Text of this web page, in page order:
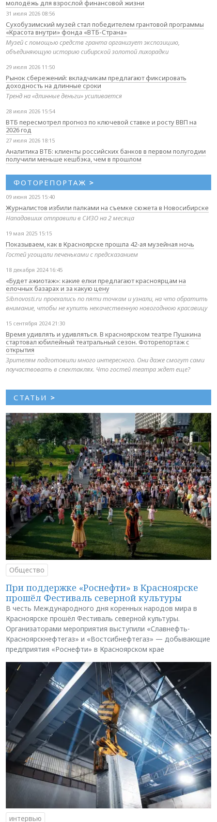
молодёжь для взрослой финансовой жизни
31 июля 2026 08:56
Сухобузимский музей стал победителем грантовой программы
«Красота внутри» фонда «ВТБ-Страна»
Музей с помощью средств гранта организует экспозицию,
объединяющую историю сибирской золотой лихорадки
29 июля 2026 11:50
Рынок сбережений: вкладчикам предлагают фиксировать
доходность на длинные сроки
Тренд на «длинные деньги» усиливается
28 июля 2026 15:54
ВТБ пересмотрел прогноз по ключевой ставке и росту ВВП на
2026 год
27 июля 2026 18:15
Аналитика ВТБ: клиенты российских банков в первом полугодии
получили меньше кешбэка, чем в прошлом
ФОТОРЕПОРТАЖ >
09 июня 2025 15:40
Журналистов избили палками на съемке сюжета в Новосибирске
Нападавших отправили в СИЗО на 2 месяца
19 мая 2025 15:15
Показываем, как в Красноярске прошла 42-ая музейная ночь
Гостей угощали печеньками с предсказанием
18 декабря 2024 16:45
«Будет ажиотаж»: какие елки предлагают красноярцам на
елочных базарах и за какую цену
Sibnovosti.ru проехались по пяти точкам и узнали, на что обратить
внимание, чтобы не купить некачественную новогоднюю красавицу
15 сентября 2024 21:30
Время удивлять и удивляться. В красноярском театре Пушкина
стартовал юбилейный театральный сезон. Фоторепортаж с
открытия
Зрителям подготовили много интересного. Они даже смогут сами
поучаствовать в спектаклях. Что гостей театра ждет еще?
СТАТЬИ >
Общество
При поддержке «Роснефти» в Красноярске
прошёл Фестиваль северной культуры
В честь Международного дня коренных народов мира в
Красноярске прошёл Фестиваль северной культуры.
Организаторами мероприятия выступили «Славнефть-
Красноярскнефтегаз» и «Востсибнефтегаз» — добывающие
предприятия «Роснефти» в Красноярском крае
интервью